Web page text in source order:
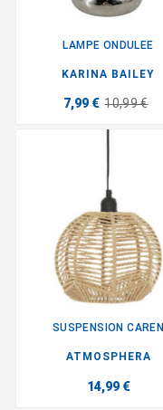
LAMPE ONDULEE
KARINA BAILEY
7,99 € 10,99 €
SUSPENSION CAREN
ATMOSPHERA
14,99 €